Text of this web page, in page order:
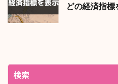
どの経済指
検索